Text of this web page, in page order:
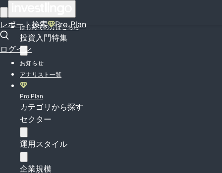
レポート検索 Pro Plan
ログイン
はじめての方はこちら
投資入門特集
お知らせ
アナリスト一覧
Pro Plan
カテゴリから探す
セクター
運用スタイル
企業規模